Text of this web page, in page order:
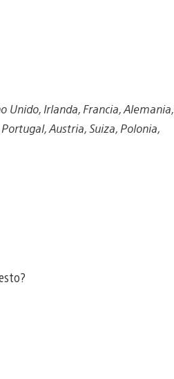
Unido, Irlanda, Francia, Alemania,
Austria, Suiza, Polonia,